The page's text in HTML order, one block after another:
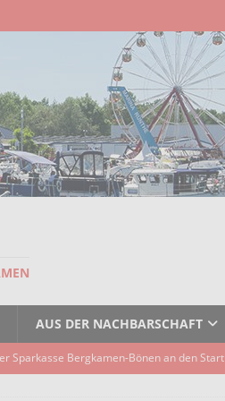
AUS DER NACHBARSCHAFT
Sparkasse Bergkamen-Bönen an den Start